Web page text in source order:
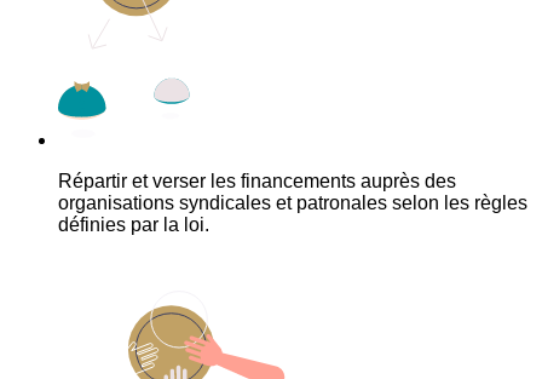
Répartir et verser les financements auprès des
organisations syndicales et patronales selon les règles
définies par la loi.